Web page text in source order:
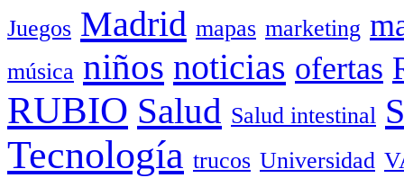
Juegos Madrid mapas marketing
música niños noticias ofertas
RUBIO Salud Salud intestinal
Tecnología trucos Universidad